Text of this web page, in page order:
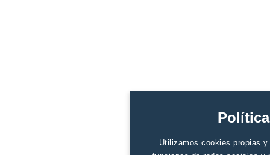
Utilizamos cookies propias